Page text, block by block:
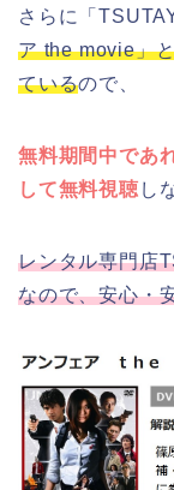
さらに「
ア the movie」
ているので、
無料期間中であ
して無料視聴 し
レンタル専門店
なので、安心・